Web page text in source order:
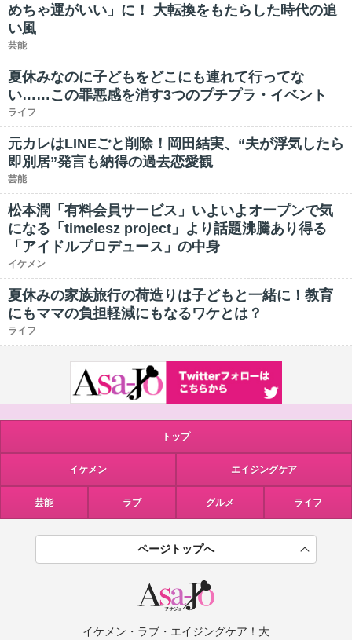
めちゃ運がいい」に！ 大転換をもたらした時代の追
い風
芸能
夏休みなのに子どもをどこにも連れて行ってな
い……この罪悪感を消す3つのプチプラ・イベント
ライフ
元カレはLINEごと削除！岡田結実、“夫が浮気したら
即別居”発言も納得の過去恋愛観
芸能
松本潤「有料会員サービス」いよいよオープンで気
になる「timelesz project」より話題沸騰あり得る
「アイドルプロデュース」の中身
イケメン
夏休みの家族旅行の荷造りは子どもと一緒に！教育
にもママの負担軽減にもなるワケとは？
ライフ
トップ
イケメン エイジングケア
芸能 ラブ グルメ ライフ
ページトップへ
イケメン・ラブ・エイジングケア！大